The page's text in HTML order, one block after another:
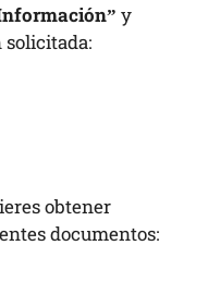
y
obtener
documentos: